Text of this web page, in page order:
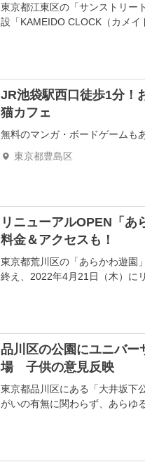
東京都江東区の「サンストリー
設「KAMEIDO CLOCK（カメイ
JR池袋駅西口徒歩1分！
猫カフェ
無料のマンガ・ボードゲームも
東京都豊島区
リニューアルOPEN「
料金＆アクセスも！
東京都荒川区の「あらかわ遊園
終え、2022年4月21日（木）
品川区の公園にユニバー
場 子供の意見反映
東京都品川区にある「大井坂下
がいの有無に関わらず、あらゆ